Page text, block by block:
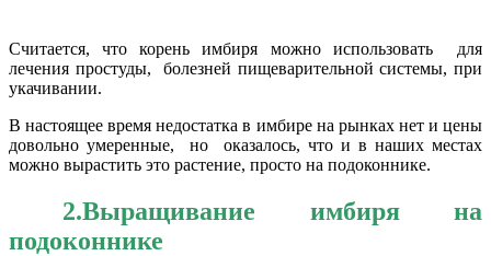
Считается, что корень имбиря можно использовать для
лечения простуды, болезней пищеварительной системы, при
укачивании.
В настоящее время недостатка в имбире на рынках нет и цены
довольно умеренные, но оказалось, что и в наших местах
можно вырастить это растение, просто на подоконнике.
2.Выращивание имбиря на
подоконнике